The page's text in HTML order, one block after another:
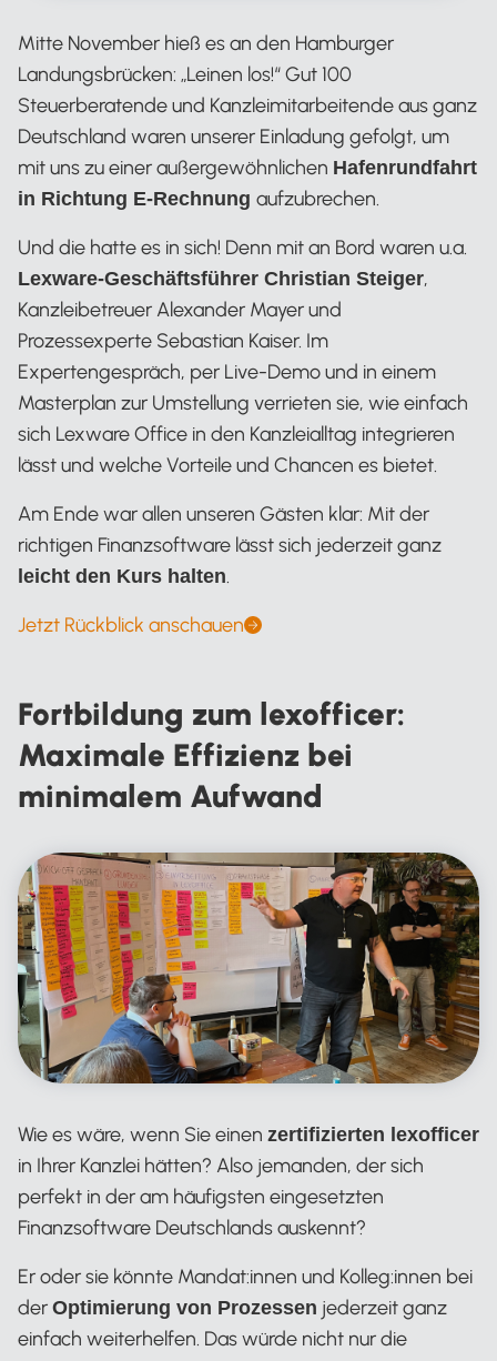
Mitte November hieß es an den Hamburger
Landungsbrücken: „Leinen los!“ Gut 100
Steuerberatende und Kanzleimitarbeitende aus ganz
Deutschland waren unserer Einladung gefolgt, um
mit uns zu einer außergewöhnlichen Hafenrundfahrt
in Richtung E-Rechnung aufzubrechen.
Und die hatte es in sich! Denn mit an Bord waren u.a.
Lexware-Geschäftsführer Christian Steiger,
Kanzleibetreuer Alexander Mayer und
Prozessexperte Sebastian Kaiser. Im
Expertengespräch, per Live-Demo und in einem
Masterplan zur Umstellung verrieten sie, wie einfach
sich Lexware Office in den Kanzleialltag integrieren
lässt und welche Vorteile und Chancen es bietet.
Am Ende war allen unseren Gästen klar: Mit der
richtigen Finanzsoftware lässt sich jederzeit ganz
leicht den Kurs halten.
Jetzt Rückblick anschauen
Fortbildung zum lexofficer:
Maximale Effizienz bei
minimalem Aufwand
Wie es wäre, wenn Sie einen zertifizierten lexofficer
in Ihrer Kanzlei hätten? Also jemanden, der sich
perfekt in der am häufigsten eingesetzten
Finanzsoftware Deutschlands auskennt?
Er oder sie könnte Mandat:innen und Kolleg:innen bei
der Optimierung von Prozessen jederzeit ganz
einfach weiterhelfen. Das würde nicht nur die